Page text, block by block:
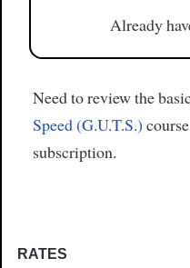
Already
Need to review the
Speed (G.U.T.S.)
subscription.
RATES